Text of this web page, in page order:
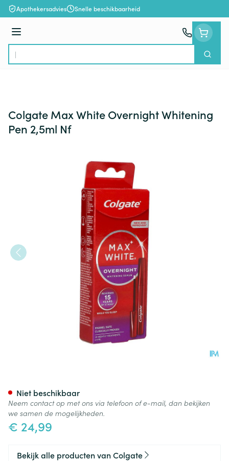
Ga naar de inhoud
Apothekersadvies Snelle beschikbaarheid
Menu
Product, merk, categorie...
Zoek
Colgate Max White Overnight Whitening
Pen 2,5ml Nf
€ 24,99
Niet beschikbaar
Neem contact op met ons via telefoon of e-mail, dan bekijken
we samen de mogelijkheden.
Bekijk alle producten van Colgate